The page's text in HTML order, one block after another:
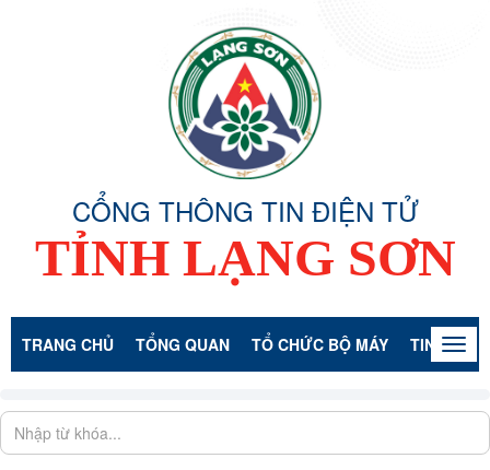
CỔNG THÔNG TIN ĐIỆN TỬ
TỈNH LẠNG SƠN
TRANG CHỦ TỔNG QUAN TỔ CHỨC BỘ MÁY TIN TỨC -